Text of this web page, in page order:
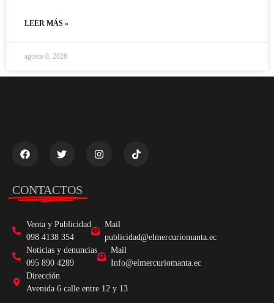
LEER MÁS »
agosto 8, 2026
CONTACTOS
Venta y Publicidad
098 4138 354
Mail
publicidad@elmercuriomanta.ec
Noticias y denuncias
095 890 4289
Mail
Info@elmercuriomanta.ec
Dirección
Avenida 6 calle entre 12 y 13